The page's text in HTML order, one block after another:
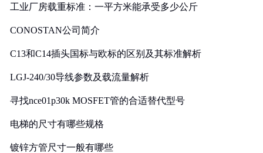
工业厂房载重标准：一平方米能承受多少公斤
CONOSTAN公司简介
C13和C14插头国标与欧标的区别及其标准解析
LGJ-240/30导线参数及载流量解析
寻找nce01p30k MOSFET管的合适替代型号
电梯的尺寸有哪些规格
镀锌方管尺寸一般有哪些